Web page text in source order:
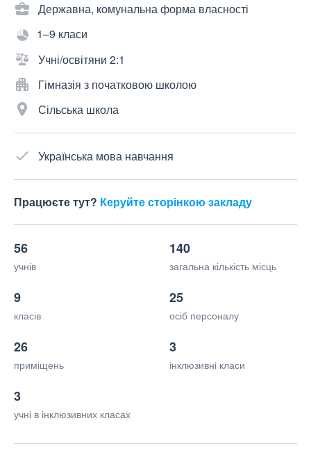
Державна, комунальна форма власності
1–9 класи
Учні/освітяни 2:1
Гімназія з початковою школою
Сільська школа
Українська мова навчання
Працюєте тут? Керуйте сторінкою закладу
56
учнів
140
загальна кількість місць
9
класів
25
осіб персоналу
26
приміщень
3
інклюзивні класи
3
учні в інклюзивних класах